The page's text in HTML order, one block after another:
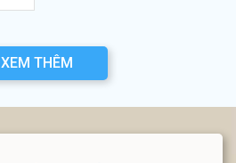
XEM THÊM